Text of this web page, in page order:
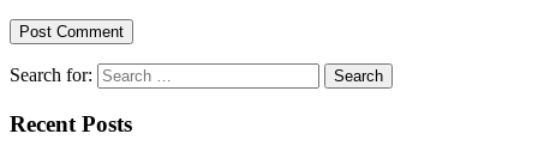
Search for:
Recent Posts